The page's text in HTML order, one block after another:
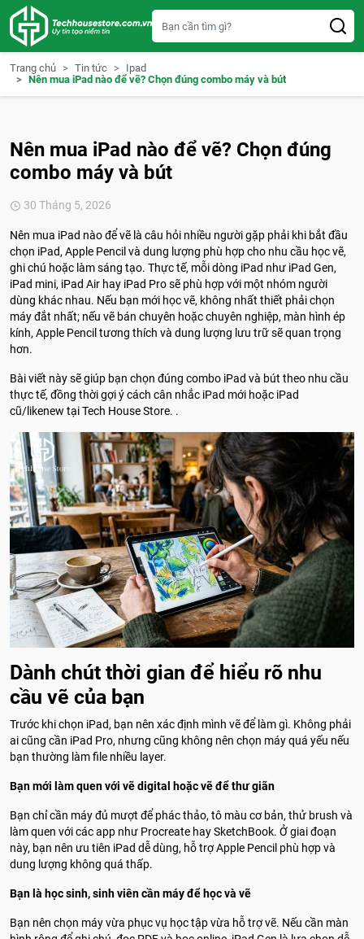
o
Trang chủ Tin tức
Ipad
Nên mua iPad nào để vẽ? Chọn đúng combo máy và bút
Nên mua iPad nào để vẽ? Chọn đúng
combo máy và bút
30 Tháng 5, 2026
Nên mua iPad nào để vẽ là câu hỏi nhiều người gặp phải khi bắt đầu
chọn iPad, Apple Pencil và dung lượng phù hợp cho nhu cầu học vẽ,
ghi chú hoặc làm sáng tạo. Thực tế, mỗi dòng iPad như iPad Gen,
iPad mini, iPad Air hay iPad Pro sẽ phù hợp với một nhóm người
dùng khác nhau. Nếu bạn mới học vẽ, không nhất thiết phải chọn
máy đắt nhất; nếu vẽ bán chuyên hoặc chuyên nghiệp, màn hình ép
kính, Apple Pencil tương thích và dung lượng lưu trữ sẽ quan trọng
hơn.
Bài viết này sẽ giúp bạn chọn đúng combo iPad và bút theo nhu cầu
thực tế, đồng thời gợi ý cách cân nhắc iPad mới hoặc iPad
cũ/likenew tại Tech House Store. .
Dành chút thời gian để hiểu rõ nhu
cầu vẽ của bạn
Trước khi chọn iPad, bạn nên xác định mình vẽ để làm gì. Không phải
ai cũng cần iPad Pro, nhưng cũng không nên chọn máy quá yếu nếu
bạn thường làm file nhiều layer.
Bạn mới làm quen với vẽ digital hoặc vẽ để thư giãn
Bạn chỉ cần máy đủ mượt để phác thảo, tô màu cơ bản, thử brush và
làm quen với các app như Procreate hay SketchBook. Ở giai đoạn
này, bạn nên ưu tiên iPad dễ dùng, hỗ trợ Apple Pencil phù hợp và
dung lượng không quá thấp.
Bạn là học sinh, sinh viên cần máy để học và vẽ
Bạn nên chọn máy vừa phục vụ học tập vừa hỗ trợ vẽ. Nếu cần màn